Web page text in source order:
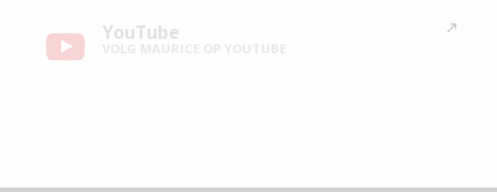
YouTube